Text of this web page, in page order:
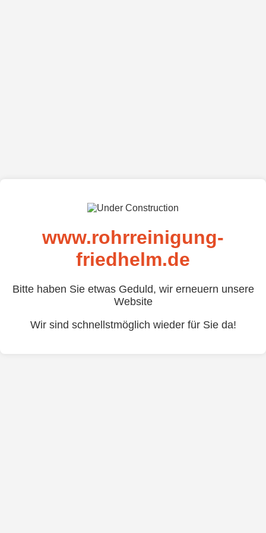
www.rohrreinigung-
friedhelm.de
Bitte haben Sie etwas Geduld, wir erneuern unsere
Website
Wir sind schnellstmöglich wieder für Sie da!